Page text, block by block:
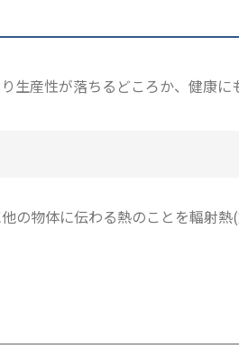
生産性が落ちるどころか、健康に
の物体に伝わる熱のことを輻射熱(